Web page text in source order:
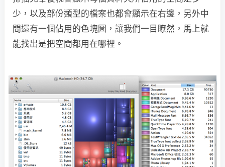
少，以及部份類型的檔案也都會顯示在右邊，另外中
間還有一個佔用的色塊圖，讓我們一目瞭然，馬上就
能找出是把空間都用在哪裡。